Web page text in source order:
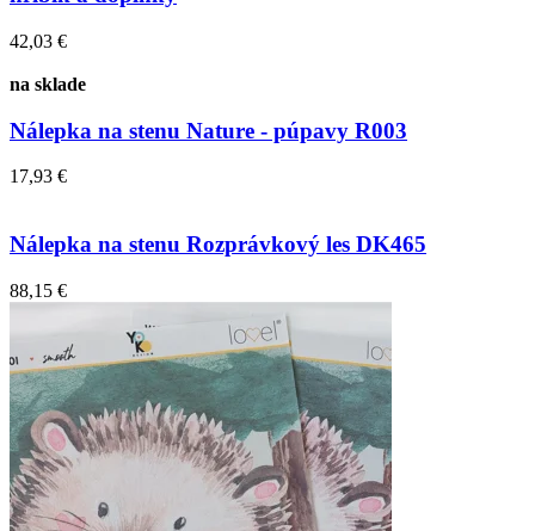
42,03 €
na sklade
Nálepka na stenu Nature - púpavy R003
17,93 €
Nálepka na stenu Rozprávkový les DK465
88,15 €